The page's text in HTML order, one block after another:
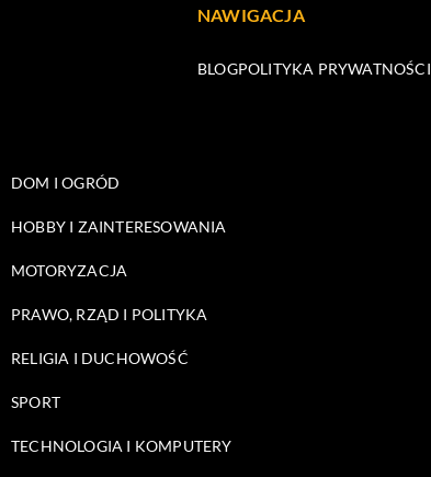
NAWIGACJA
BLOGPOLITYKA PRYWATNOŚCI
DOM I OGRÓD
HOBBY I ZAINTERESOWANIA
MOTORYZACJA
PRAWO, RZĄD I POLITYKA
RELIGIA I DUCHOWOŚĆ
SPORT
TECHNOLOGIA I KOMPUTERY